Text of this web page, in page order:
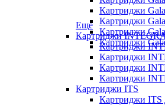
Картриджи
Картриджи
Картриджи
Картриджи
Еще
Картриджи
Картриджи
Картриджи
Картриджи
Картриджи
Картриджи ITS
Картриджи ITS